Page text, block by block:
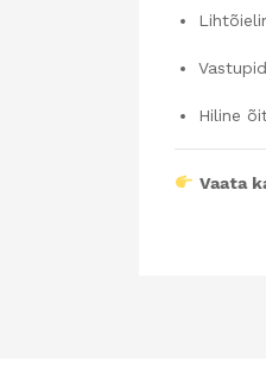
Hiline
Vaata